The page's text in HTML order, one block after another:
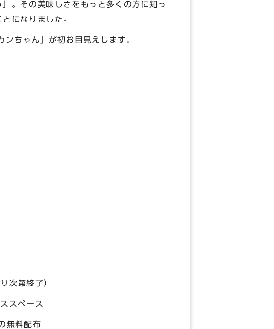
。その美味しさをもっと多くの方に知っ
になりました。
ちゃん」が初お目見えします。
第終了）
スペース
料配布